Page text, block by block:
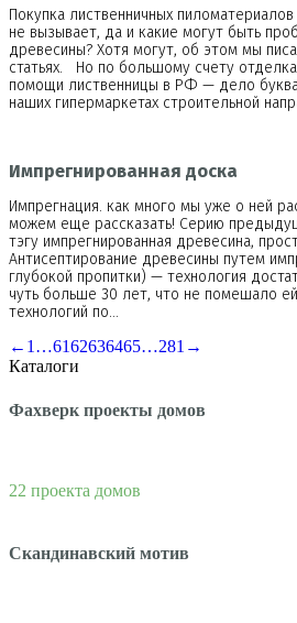
Покупка лиственничных
не вызывает, да и какие могут быть
древесины? Хотя могут, об этом мы
статьях. Но по большому счету
помощи лиственницы в РФ — дело
наших гипермаркетах строительной
Импрегнированная доска
Импрегнация. как много мы уже о ней
можем еще рассказать! Серию
тэгу импрегнированная древесина,
Антисептирование древесины путем
глубокой пропитки) — технология
чуть больше 30 лет, что не помешало
технологий по…
← 1 …6162636465…281 →
Каталоги
Фахверк проекты домов
22 проекта домов
Скандинавский мотив